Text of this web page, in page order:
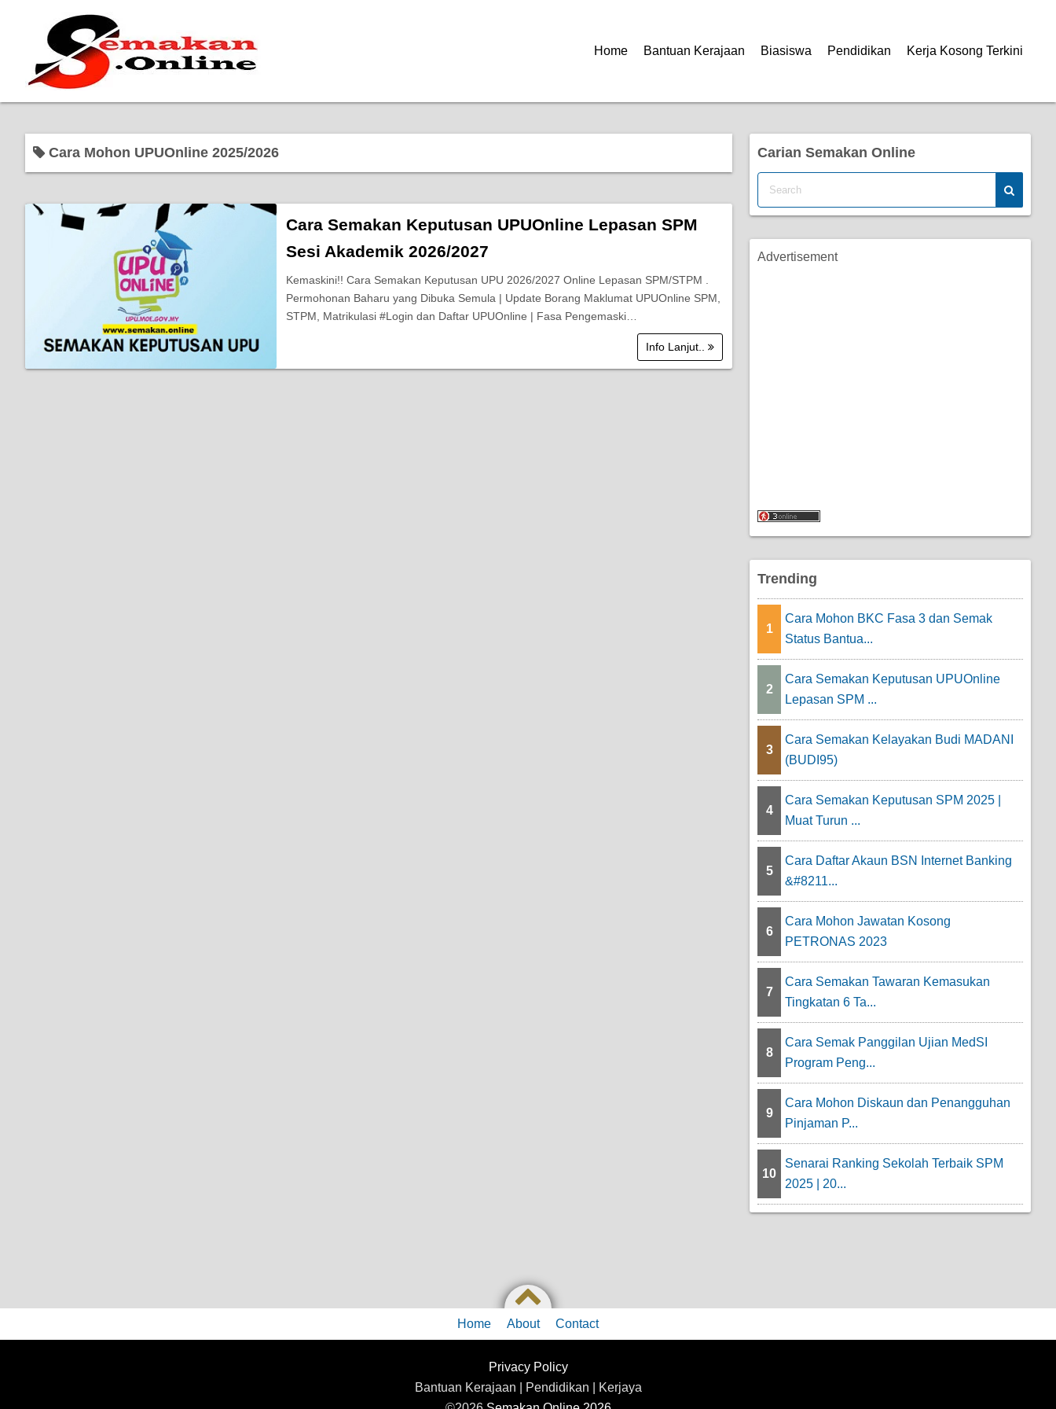
Home Bantuan Kerajaan Biasiswa Pendidikan Kerja Kosong Terkini
Cara Mohon UPUOnline 2025/2026
Cara Semakan Keputusan UPUOnline Lepasan SPM
Sesi Akademik 2026/2027
Kemaskini!! Cara Semakan Keputusan UPU 2026/2027 Online Lepasan SPM/STPM .
Permohonan Baharu yang Dibuka Semula | Update Borang Maklumat UPUOnline SPM,
STPM, Matrikulasi #Login dan Daftar UPUOnline | Fasa Pengemaski…
Info Lanjut..
Carian Semakan Online
Advertisement
Trending
1
Cara Mohon BKC Fasa 3 dan Semak
Status Bantua...
2
Cara Semakan Keputusan UPUOnline
Lepasan SPM ...
3
Cara Semakan Kelayakan Budi MADANI
(BUDI95)
4
Cara Semakan Keputusan SPM 2025 |
Muat Turun ...
5
Cara Daftar Akaun BSN Internet Banking
&#8211...
6
Cara Mohon Jawatan Kosong
PETRONAS 2023
7
Cara Semakan Tawaran Kemasukan
Tingkatan 6 Ta...
8
Cara Semak Panggilan Ujian MedSI
Program Peng...
9
Cara Mohon Diskaun dan Penangguhan
Pinjaman P...
10
Senarai Ranking Sekolah Terbaik SPM
2025 | 20...
Home About Contact
Privacy Policy
Bantuan Kerajaan | Pendidikan | Kerjaya